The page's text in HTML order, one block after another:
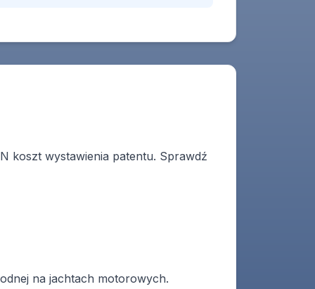
koszt wystawienia patentu. Sprawdź
na jachtach motorowych.